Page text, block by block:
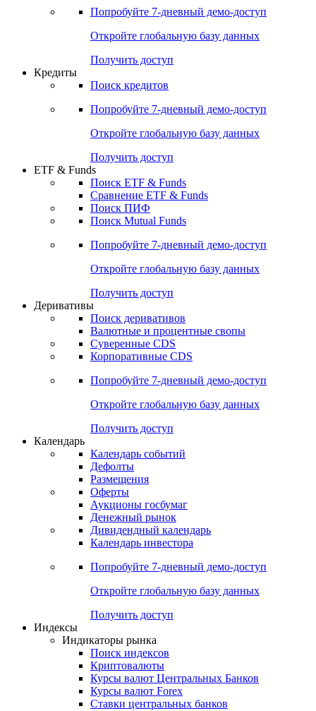
Попробуйте 7-дневный демо-доступ
Откройте глобальную базу данных
Получить доступ
Кредиты
Поиск кредитов
Попробуйте 7-дневный демо-доступ
Откройте глобальную базу данных
Получить доступ
ETF & Funds
Поиск ETF & Funds
Сравнение ETF & Funds
Поиск ПИФ
Поиск Mutual Funds
Попробуйте 7-дневный демо-доступ
Откройте глобальную базу данных
Получить доступ
Деривативы
Поиск деривативов
Валютные и процентные свопы
Суверенные CDS
Корпоративные CDS
Попробуйте 7-дневный демо-доступ
Откройте глобальную базу данных
Получить доступ
Календарь
Календарь событий
Дефолты
Размещения
Оферты
Аукционы госбумаг
Денежный рынок
Дивидендный календарь
Календарь инвестора
Попробуйте 7-дневный демо-доступ
Откройте глобальную базу данных
Получить доступ
Индексы
Индикаторы рынка
Поиск индексов
Криптовалюты
Курсы валют Центральных Банков
Курсы валют Forex
Ставки центральных банков